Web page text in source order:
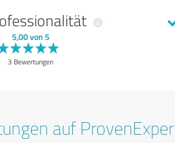
5,00 von 5
3 Bewertungen
auf